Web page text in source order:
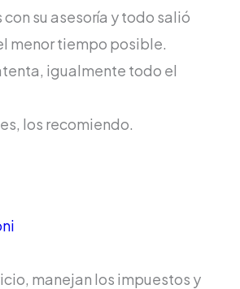
su asesoría y todo salió
menor tiempo posible.
igualmente todo el
los recomiendo.
manejan los impuestos y